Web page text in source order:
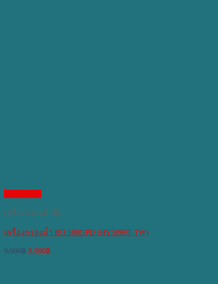
เครื่องกรองน้ำดื่ม
เครื่องกรองน้ำ RO 100GPD (HY5099T-TW)
9,900฿ Original
8,900฿